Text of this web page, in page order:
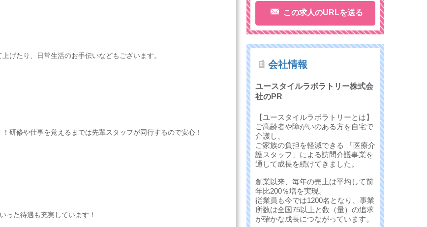
げたり、日常生活のお手伝いなどもございます。
研修や仕事を覚えるまでは先輩スタッフが同行するので安心！
った待遇も充実しています！
この求人のURLを送る
会社情報
ユースタイルラボラトリー株式会
社のPR
【ユースタイルラボラトリーとは】
ご高齢者や障がいのある方を自宅で
介護し、
ご家族の負担を軽減できる 「医療介
護スタッフ」による訪問介護事業を
通して成長を続けてきました。
創業以来、毎年の売上は平均して前
年比200％増を実現。
従業員も今では1200名となり、事業
所数は全国75以上と数（量）の追求
が確かな成長につながっています。